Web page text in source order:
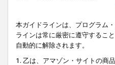
本ガイドラインは、プログラム
ラインは常に厳密に遵守するこ
自動的に解除されます。
1. 乙は、アマゾン・サイトの商